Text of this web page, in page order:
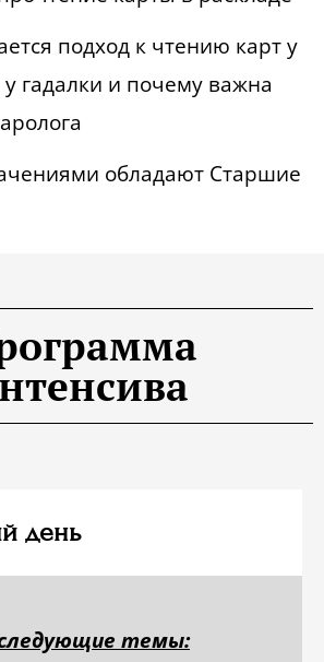
подход к чтению карт у
у гадалки и почему важна
обладают Старшие
день
темы: